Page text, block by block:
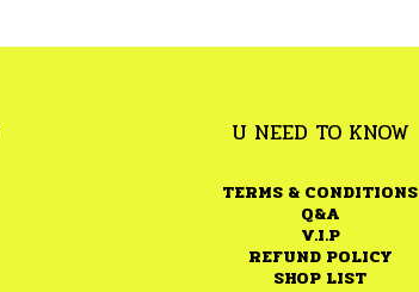
U NEED TO KNOW
TERMS & CONDITIONS
Q&A
V.I.P
REFUND POLICY
SHOP LIST